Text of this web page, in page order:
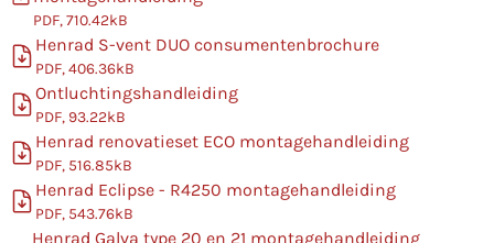
PDF, 710.42kB
Henrad S-vent DUO consumentenbrochure
PDF, 406.36kB
Ontluchtingshandleiding
PDF, 93.22kB
Henrad renovatieset ECO montagehandleiding
PDF, 516.85kB
Henrad Eclipse - R4250 montagehandleiding
PDF, 543.76kB
Henrad Galva type 20 en 21 montagehandleiding